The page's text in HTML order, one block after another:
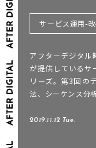
サービス運用-
アフターデジタル
が提供しているサ
リーズ。第3回の
法、シーケンス分析
2019.11.12 Tue.